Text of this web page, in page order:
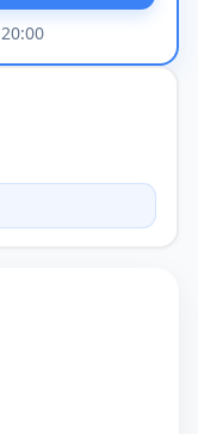
20:00